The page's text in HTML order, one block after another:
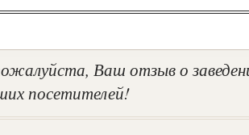
Ваш отзыв о
посетителей!